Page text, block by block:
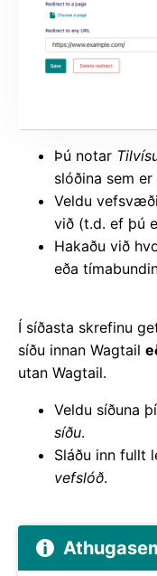
Þú notar
slóðina sem
Veldu
við (t.d. ef þú
Hakaðu við
eða
Í síðasta skrefinu
síðu innan Wagtail
utan Wagtail.
Veldu síðuna
síðu.
Sláðu inn fullt
vefslóð.